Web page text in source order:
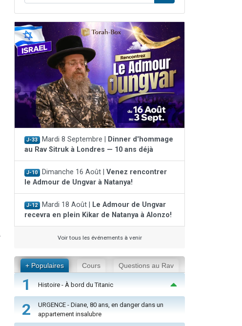
J-33 Mardi 8 Septembre |
Dinner d'hommage
au Rav Sitruk à Londres — 10 ans déjà
J-10 Dimanche 16 Août | Venez rencontrer
le Admour de Ungvar à Natanya!
J-12 Mardi 18 Août |
Le Admour de Ungvar
recevra en plein Kikar de Natanya à Alonzo!
Voir tous les événements à venir
+ Populaires Cours Questions au Rav
1 Histoire - À bord du Titanic
2
URGENCE - Diane, 80 ans, en danger dans un
appartement insalubre